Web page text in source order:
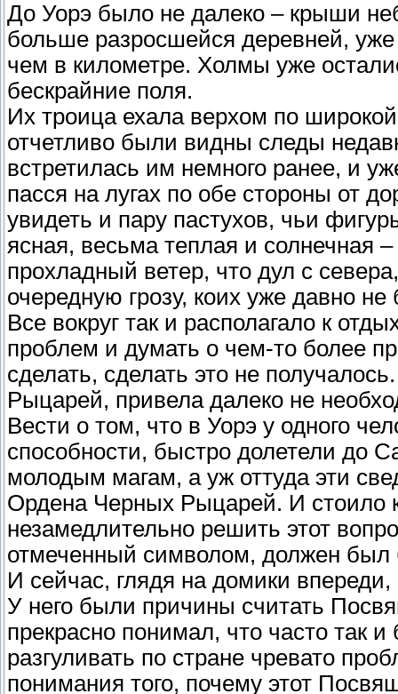
До Уорэ было не далеко – крыши
больше разросшейся деревней,
чем в километре. Холмы уже
бескрайние поля.
Их троица ехала верхом по
отчетливо были видны следы
встретилась им немного ранее, и
пасся на лугах по обе стороны от
увидеть и пару пастухов, чьи
ясная, весьма теплая и солнечная
прохладный ветер, что дул с
очередную грозу, коих уже давно
Все вокруг так и располагало к
проблем и думать о чем-то более
сделать, сделать это не
Рыцарей, привела далеко не
Вести о том, что в Уорэ у одного
способности, быстро долетели до
молодым магам, а уж оттуда эти
Ордена Черных Рыцарей. И стоило
незамедлительно решить этот
отмеченный символом, должен
И сейчас, глядя на домики
У него были причины считать
прекрасно понимал, что часто так и
разгуливать по стране чревато
понимания того, почему этот